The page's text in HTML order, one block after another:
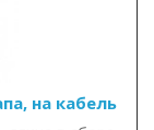
на кабель